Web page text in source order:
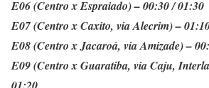
E06 (Centro x Espraiado) – 00:30 / 01:30
E07 (Centro x Caxito, via Alecrim) –
E08 (Centro x Jacaroá, via Amizade) –
E09 (Centro x Guaratiba, via Caju,